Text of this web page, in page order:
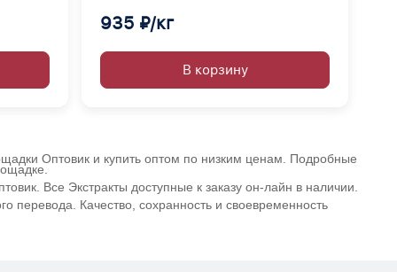
935 ₽/кг
В корзину
Оптовик и купить оптом по низким ценам. Подробные
Все Экстракты доступные к заказу он-лайн в наличии.
перевода. Качество, сохранность и своевременность